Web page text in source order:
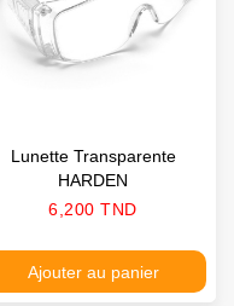
Lunette Transparente
HARDEN
Prix
6,200 TND
Ajouter au panier